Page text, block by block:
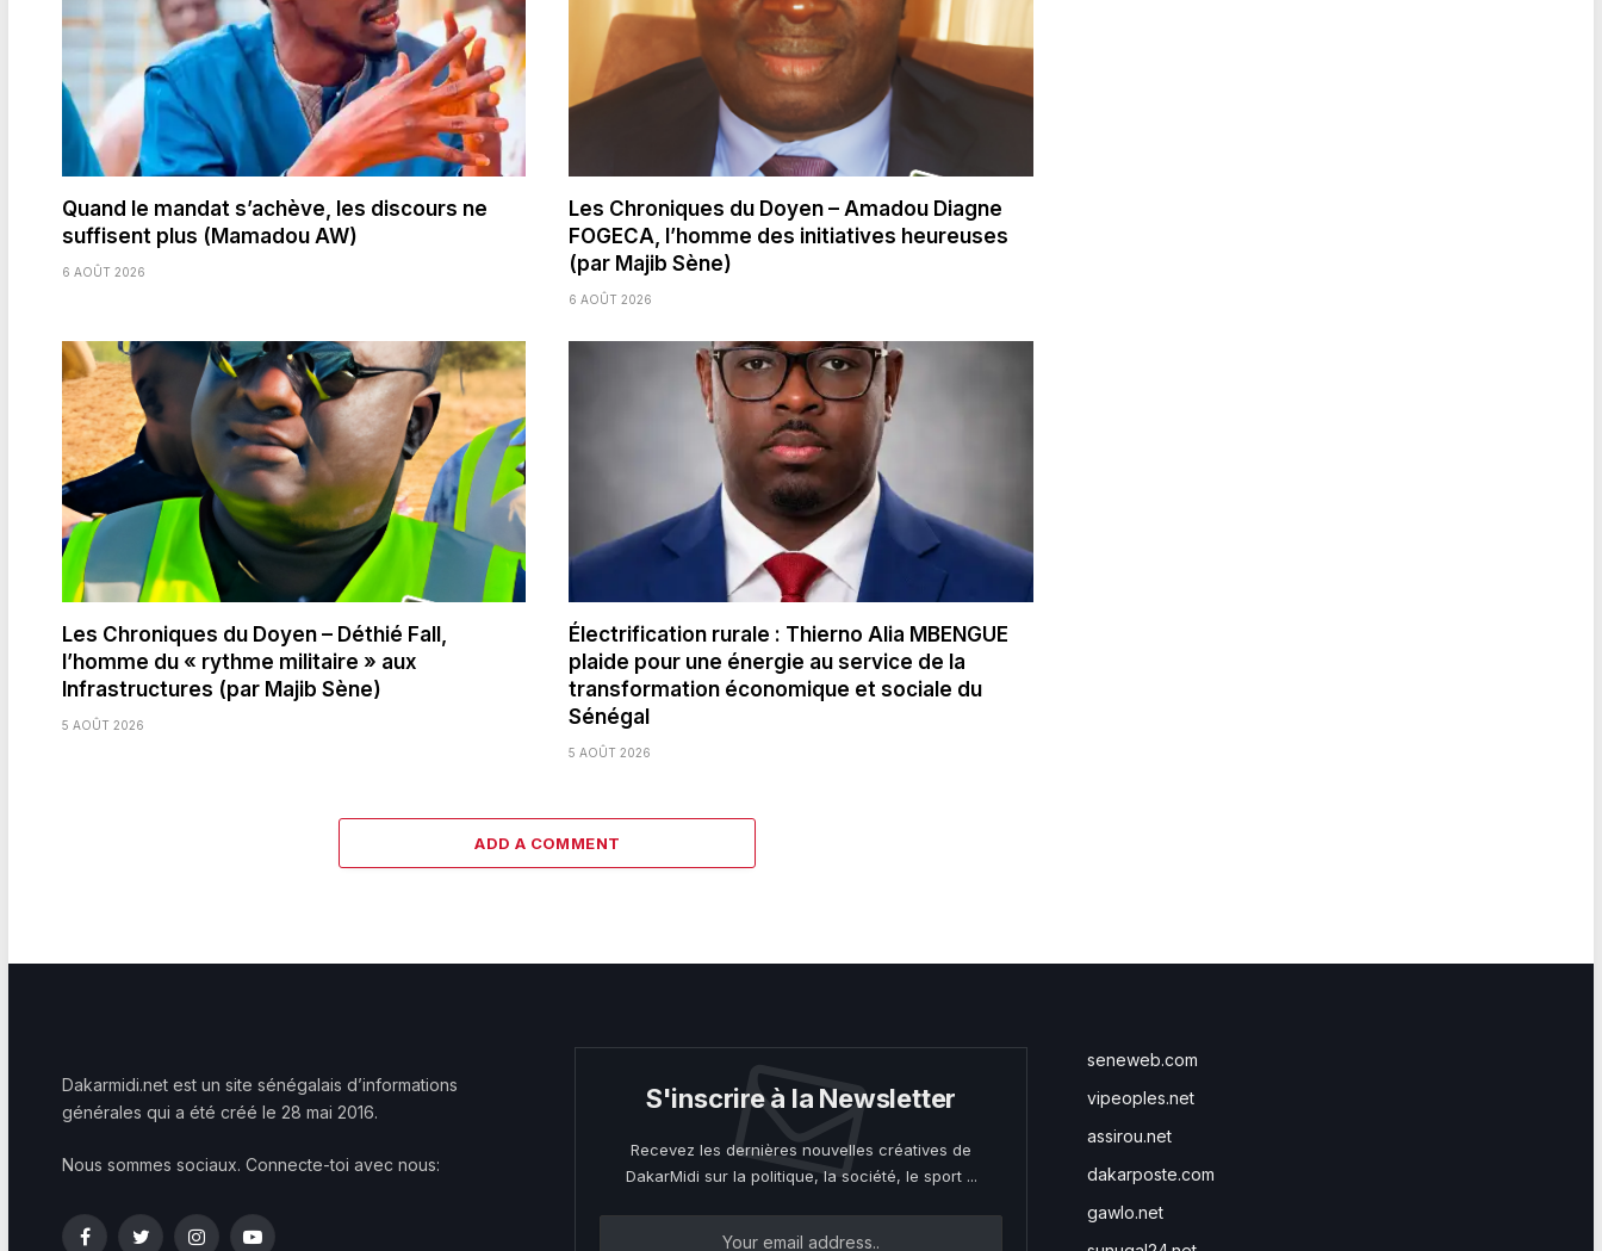
Quand le mandat s’achève, les discours ne
suffisent plus (Mamadou AW)
6 AOÛT 2026
Les Chroniques du Doyen – Amadou Diagne
FOGECA, l’homme des initiatives heureuses
(par Majib Sène)
6 AOÛT 2026
Les Chroniques du Doyen – Déthié Fall,
l’homme du « rythme militaire » aux
Infrastructures (par Majib Sène)
5 AOÛT 2026
Électrification rurale : Thierno Alia MBENGUE
plaide pour une énergie au service de la
transformation économique et sociale du
Sénégal
5 AOÛT 2026
ADD A COMMENT
Dakarmidi.net est un site sénégalais d’informations
générales qui a été créé le 28 mai 2016.
Nous sommes sociaux. Connecte-toi avec nous:
S'inscrire à la Newsletter
Recevez les dernières nouvelles créatives de
DakarMidi sur la politique, la société, le sport ...
seneweb.com
vipeoples.net
assirou.net
dakarposte.com
gawlo.net